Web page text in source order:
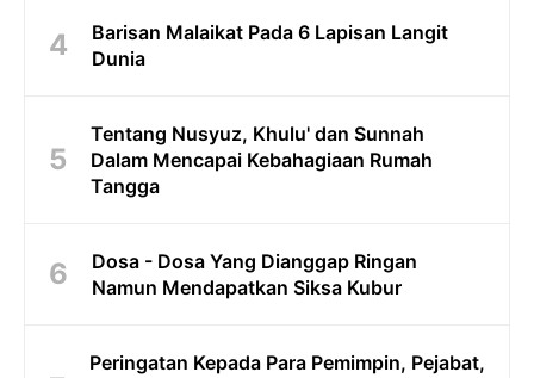
Barisan Malaikat Pada 6 Lapisan Langit
Dunia
Tentang Nusyuz, Khulu' dan Sunnah
Dalam Mencapai Kebahagiaan Rumah
Tangga
Dosa - Dosa Yang Dianggap Ringan
Namun Mendapatkan Siksa Kubur
Peringatan Kepada Para Pemimpin, Pejabat,